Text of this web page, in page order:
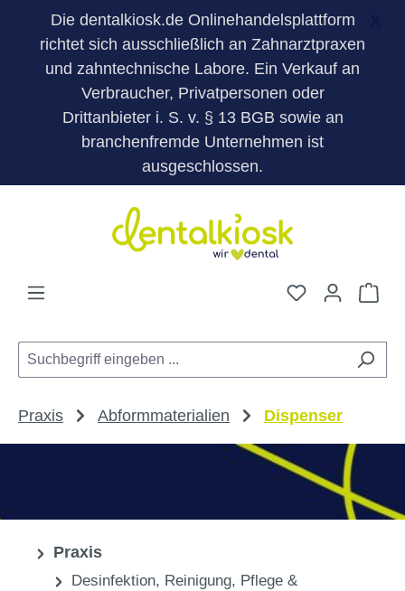
Die dentalkiosk.de Onlinehandelsplattform
richtet sich ausschließlich an Zahnarztpraxen
und zahntechnische Labore. Ein Verkauf an
Verbraucher, Privatpersonen oder
Drittanbieter i. S. v. § 13 BGB sowie an
branchenfremde Unternehmen ist
ausgeschlossen.
Zum Hauptinhalt springen
Du hast 0
Praxis Abformmaterialien Dispenser
Praxis
Desinfektion, Reinigung, Pflege &